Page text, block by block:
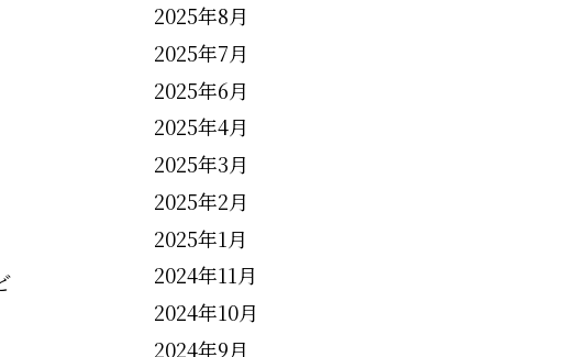
2025年8月
2025年7月
2025年6月
2025年4月
2025年3月
2025年2月
2025年1月
2024年11月
2024年10月
2024年9月